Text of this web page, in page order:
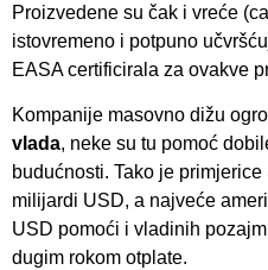
Proizvedene su čak i vreće
istovremeno i potpuno
EASA certificirala za ovakve
Kompanije masovno dižu
vlada, neke su tu pomoć
budućnosti. Tako je
milijardi USD, a najveće
USD pomoći i vladinih
dugim rokom otplate.